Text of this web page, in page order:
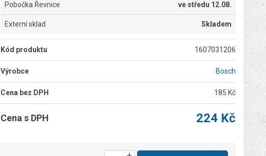
Pobočka Řevnice ve středu 12.08.
Externí sklad Skladem
Kód produktu 1607031206
Výrobce Bosch
Cena bez DPH 185 Kč
Cena s DPH 224 Kč